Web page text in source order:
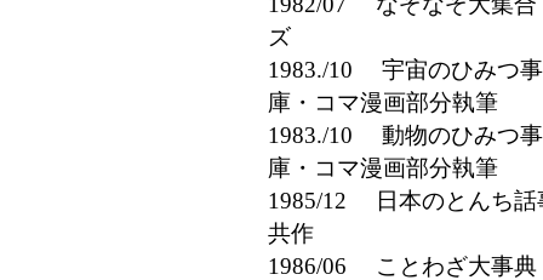
ズ
1983./10 宇宙のひみつ
庫・コマ漫画部分執筆
1983./10 動物のひみつ
庫・コマ漫画部分執筆
1985/12 日本のとんち
共作
1986/06 ことわざ大事